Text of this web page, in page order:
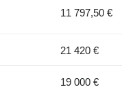
11 797,50 €
21 420 €
19 000 €